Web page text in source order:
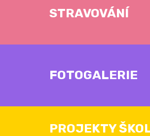
STRAVOVÁNÍ
FOTOGALERIE
PROJEKTY